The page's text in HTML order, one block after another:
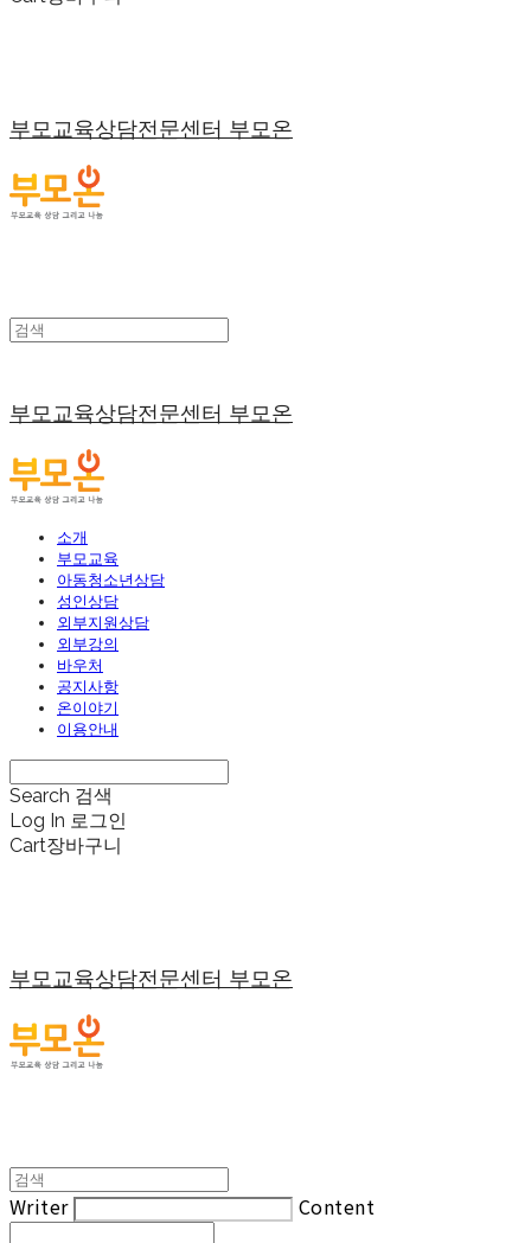
부모교육상담전문센터 부모온
부모교육상담전문센터 부모온
소개
부모교육
아동청소년상담
성인상담
외부지원상담
외부강의
바우처
공지사항
온이야기
이용안내
Search 검색
Log In 로그인
Cart장바구니
부모교육상담전문센터 부모온
Writer Content